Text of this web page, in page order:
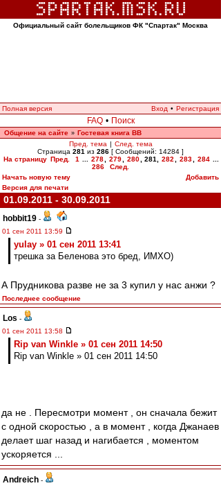
Официальный сайт болельщиков ФК "Спартак" Москва
Полная версия Вход • Регистрация
FAQ • Поиск
Общение на сайте » Гостевая книга ВВ
Пред. тема | След. тема
Страница 281 из 286 [ Сообщений: 14284 ]
На страницу Пред. 1 278 279 280 281 282 283 284
286
След.
Начать новую тему
Добавить
Версия для печати
01.09.2011 - 30.09.2011
hobbit19 -
01 сен 2011 13:59
yulay » 01 сен 2011 13:41
трешка за Беленова это бред, ИМХО)
А Прудникова разве не за 3 купил у нас анжи ?
Последнее сообщение
Los -
01 сен 2011 13:58
Rip van Winkle » 01 сен 2011 14:50
Rip van Winkle » 01 сен 2011 14:50
да не . Пересмотри момент , он сначала бежит
с одной скоростью , а в момент , когда Джанаев
делает шаг назад и нагибается , моментом
ускоряется ...
Andreich -